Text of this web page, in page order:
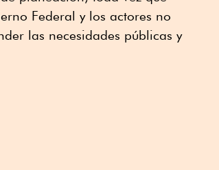
Federal y los actores no
las necesidades públicas y